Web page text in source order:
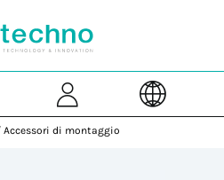
Accessori di montaggio